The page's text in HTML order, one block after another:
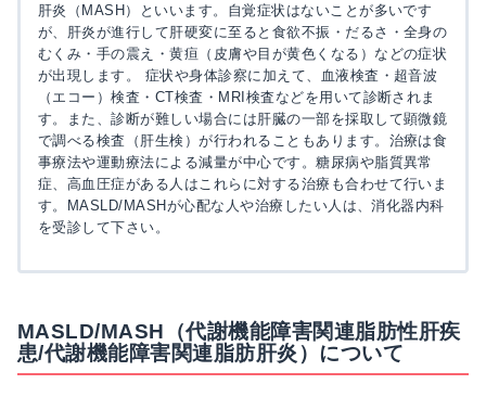
肝炎（MASH）といいます。自覚症状はないことが多いです
が、肝炎が進行して肝硬変に至ると食欲不振・だるさ・全身の
むくみ・手の震え・黄疸（皮膚や目が黄色くなる）などの症状
が出現します。 症状や身体診察に加えて、血液検査・超音波
（エコー）検査・CT検査・MRI検査などを用いて診断されま
す。また、診断が難しい場合には肝臓の一部を採取して顕微鏡
で調べる検査（肝生検）が行われることもあります。治療は食
事療法や運動療法による減量が中心です。糖尿病や脂質異常
症、高血圧症がある人はこれらに対する治療も合わせて行いま
す。MASLD/MASHが心配な人や治療したい人は、消化器内科
を受診して下さい。
MASLD/MASH（代謝機能障害関連脂肪性肝疾
患/代謝機能障害関連脂肪肝炎）について